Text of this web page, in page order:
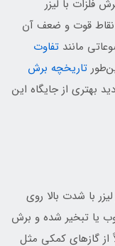
فلزات با لیزر
نقاط قوت و ضعف آن
مانند تفاوت
تاریخچه برش
بهتری از جایگاه این
با شدت بالا روی
یا تبخیر شده و برش
از گازهای کمکی مثل